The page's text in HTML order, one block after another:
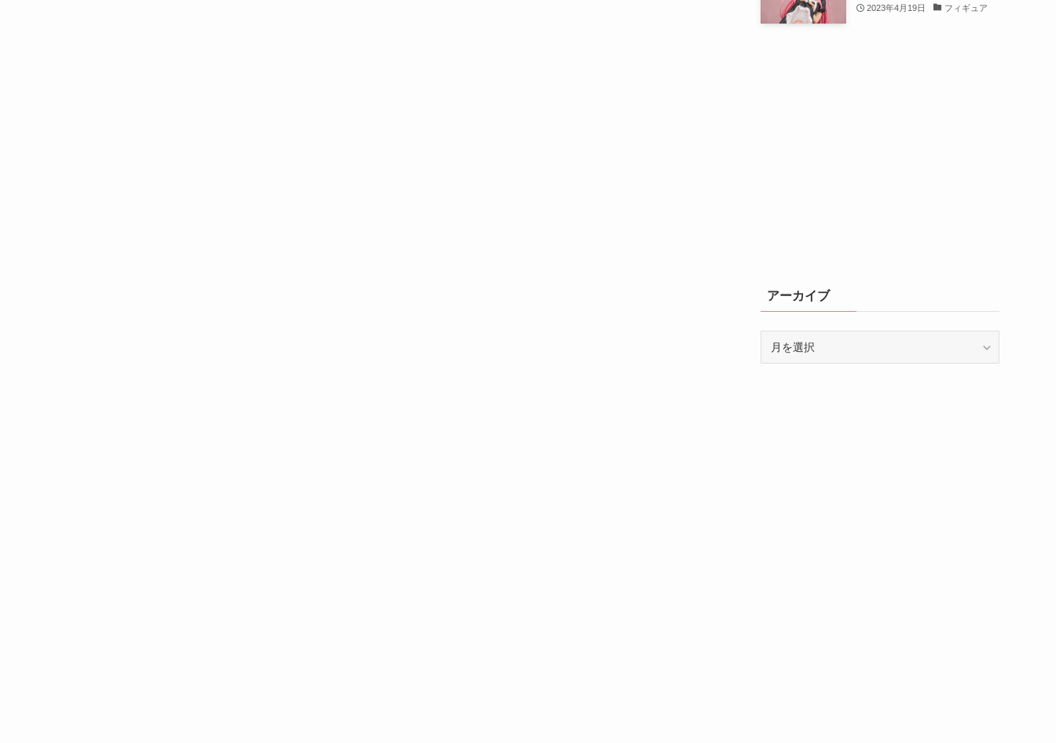
2023年4月19日 フィギュア
アーカイブ